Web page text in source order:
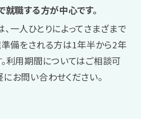
えます。
フからのアドバイス
の就労でも安心して就職活
人のメリット
害理解などの企業情報
握できる、入社前実習で
実践します。
タッフと振り返りを実施
仕事の精度を上げるため
職かを
に相談する
帰するか、転職するかを検
職する方が中心です。
一人ひとりによってさまざまで
準備をされる方は1年半から2年
利用期間についてはご相談可
お問い合わせください。